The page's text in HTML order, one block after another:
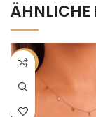
ÄHNLICHE
-50%